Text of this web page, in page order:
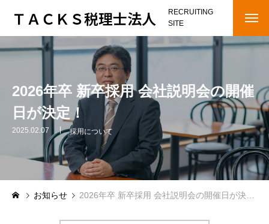
ＴＡＣＫＳ税理士法人
RECRUITING
SITE
HOME
COMPANY
メッセージ
会社概要
インタビュー
2026年卒 新卒採用 会社説明会の開催
日が決定！
2025.02.07 採用について
お知らせ 2026年卒 新卒採用 会社説明会の開催日が決定！